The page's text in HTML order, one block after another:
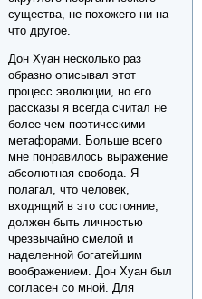
существа, не похожего ни на
что другое.
Дон Хуан несколько раз
образно описывал этот
процесс эволюции, но его
рассказы я всегда считал не
более чем поэтическими
метафорами. Больше всего
мне понравилось выражение
абсолютная свобода. Я
полагал, что человек,
входящий в это состояние,
должен быть личностью
чрезвычайно смелой и
наделенной богатейшим
воображением. Дон Хуан был
согласен со мной. Для